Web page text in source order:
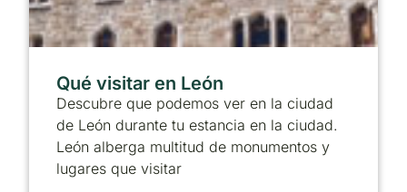
Qué visitar en León
Descubre que podemos ver en la ciudad
de León durante tu estancia en la ciudad.
León alberga multitud de monumentos y
lugares que visitar